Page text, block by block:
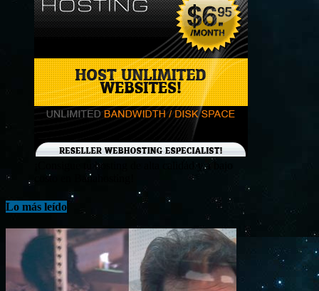
¡Consigue tu hosting de alta calidad y a bajo
costo en Banahosting!
Lo más leído